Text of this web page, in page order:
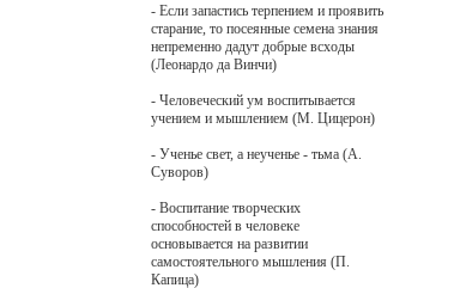
- Если запастись терпением и проявить
старание, то посеянные семена знания
непременно дадут добрые всходы
(Леонардо да Винчи)
- Человеческий ум воспитывается
учением и мышлением (М. Цицерон)
- Ученье свет, а неученье - тьма (А.
Суворов)
- Воспитание творческих
способностей в человеке
основывается на развитии
самостоятельного мышления (П.
Капица)